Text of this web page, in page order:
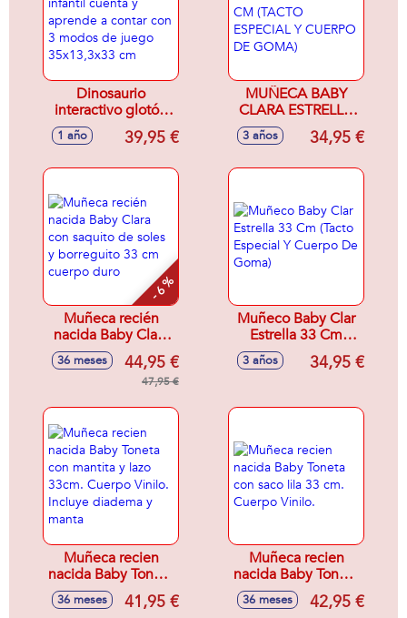
Dinosaurio
interactivo glotón
infantil cuenta y
aprende a contar
1 año 39,95 €
MUÑECA BABY
CLARA ESTRELLA
33 CM (TACTO
ESPECIAL Y
3 años 34,95 €
- 6 %
Muñeca recién
nacida Baby Clara
con saquito de
soles y borreguito
33 cm cuerpo duro
36 meses 44,95 €
47,95 €
Muñeco Baby Clar
Estrella 33 Cm
(Tacto Especial Y
Cuerpo De Goma)
3 años 34,95 €
Muñeca recien
nacida Baby Toneta
con mantita y lazo
33cm. Cuerpo
36 meses 41,95 €
Muñeca recien
nacida Baby Toneta
con saco lila 33 cm.
Cuerpo Vinilo.
36 meses 42,95 €